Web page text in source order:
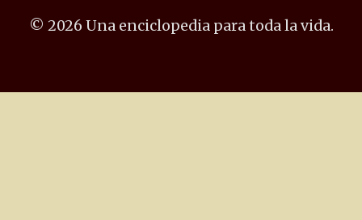
© 2026 Una enciclopedia para toda la vida.